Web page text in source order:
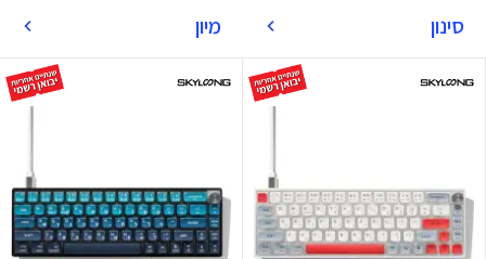
סינון מיון